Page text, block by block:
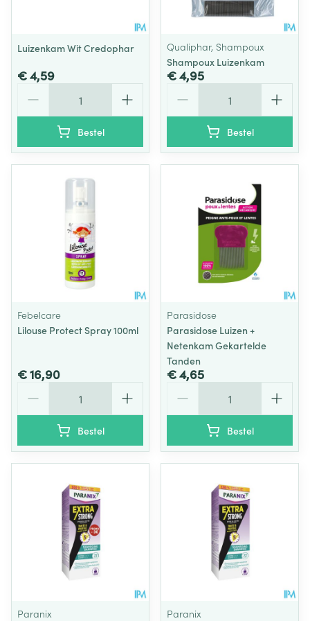
Luizenkam Wit Credophar
€ 4,59
Bestel
Qualiphar, Shampoux
Shampoux Luizenkam
€ 4,95
Bestel
Febelcare
Lilouse Protect Spray 100ml
€ 16,90
Bestel
Parasidose
Parasidose Luizen +
Netenkam Gekartelde
Tanden
€ 4,65
Bestel
Paranix
Paranix